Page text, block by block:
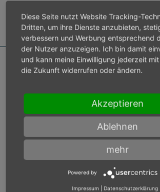
Lastdrehzahl
Max. Drehmoment
Diese Seite nutzt Website Tracking-
Dritten, um ihre Dienste anzubieten,
verbessern und Werbung entsprechend
der Nutzer anzuzeigen. Ich bin damit
und kann meine Einwilligung jederzeit
die Zukunft widerrufen oder ändern.
Akzeptieren
Ablehnen
mehr
Powered by
Impressum Datenschutzerklärung